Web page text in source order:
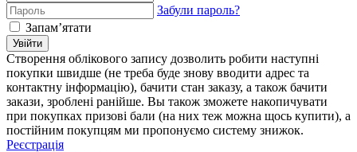
Забули пароль?
Запам’ятати
Увійти
Створення облікового запису дозволить робити наступні
покупки швидше (не треба буде знову вводити адрес та
контактну інформацію), бачити стан заказу, а також бачити
закази, зроблені ранійше. Вы також зможете накопичувати
при покупках призові бали (на них теж можна щось купити), а
постійним покупцям ми пропонуємо систему знижок.
Реєстрація